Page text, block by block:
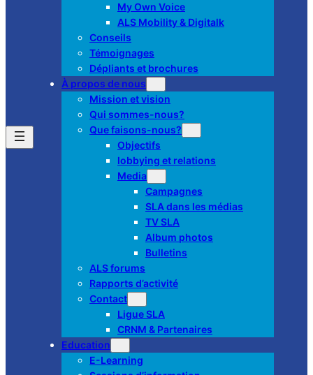
My Own Voice
ALS Mobility & Digitalk
Conseils
Témoignages
Dépliants et brochures
À propos de nous
Mission et vision
Qui sommes-nous?
Que faisons-nous?
Objectifs
lobbying et relations
Media
Campagnes
SLA dans les médias
TV SLA
Album photos
Bulletins
ALS forums
Rapports d’activité
Contact
Ligue SLA
CRNM & Partenaires
Education
E-Learning